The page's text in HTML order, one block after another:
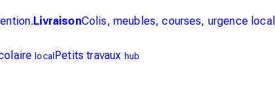
LivraisonColis, meubles, courses, urgence
local Petits travaux hub